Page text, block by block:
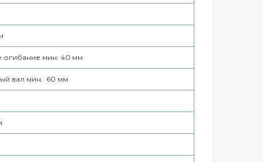
огибание мин: 40 мм
вал мин.: 60 мм